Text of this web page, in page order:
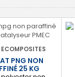
ECOMPOSITES
PNG NON
25 KG